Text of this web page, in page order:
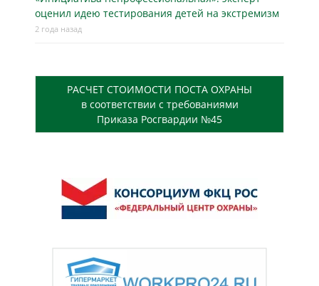
оценил идею тестирования детей на экстремизм
2 года назад
РАСЧЕТ СТОИМОСТИ ПОСТА ОХРАНЫ
в соответствии с требованиями
Приказа Росгвардии №45